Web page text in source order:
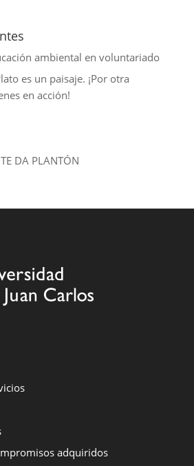
ambiental en voluntariado
es un paisaje. ¡Por otra
en acción!
DA PLANTÓN
adquiridos